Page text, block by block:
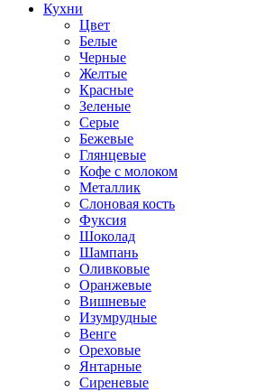
Кухни
Цвет
Белые
Черные
Желтые
Красные
Зеленые
Серые
Бежевые
Глянцевые
Кофе с молоком
Металлик
Слоновая кость
Фуксия
Шоколад
Шампань
Оливковые
Оранжевые
Вишневые
Изумрудные
Венге
Ореховые
Янтарные
Сиреневые